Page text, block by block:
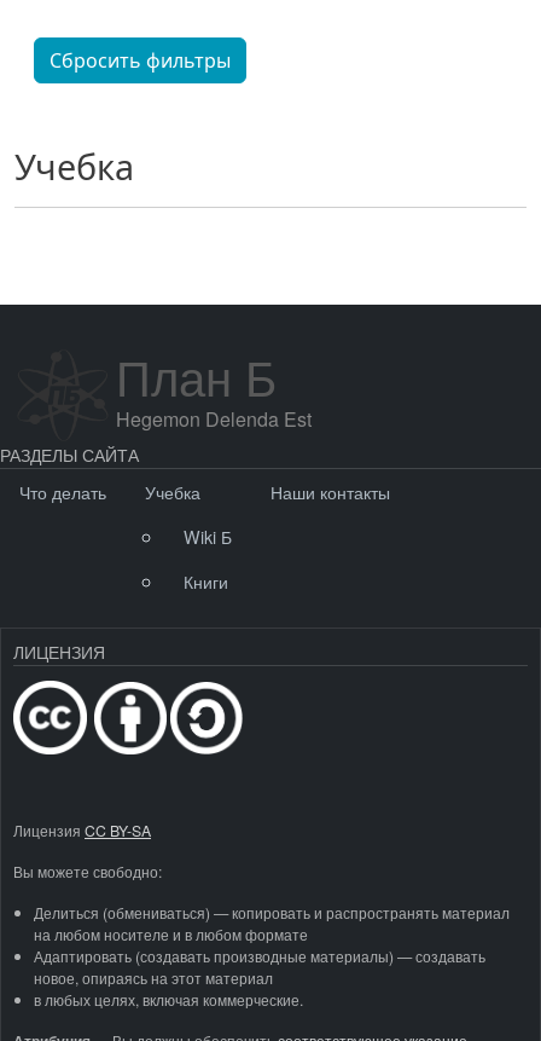
Учебка
Сбросить фильтры
План Б
Hegemon Delenda Est
РАЗДЕЛЫ САЙТА
Что делать
Учебка
Wiki Б
Книги
Наши контакты
ЛИЦЕНЗИЯ
Лицензия CC BY-SA
Вы можете свободно:
Делиться (обмениваться) — копировать и распространять материал
на любом носителе и в любом формате
Адаптировать (создавать производные материалы) — создавать
новое, опираясь на этот материал
в любых целях, включая коммерческие.